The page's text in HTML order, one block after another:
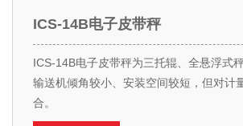
ICS-14B电子皮带秤
ICS-14B电子皮带秤为三托辊、全悬浮式
输送机倾角较小、安装空间较短，但对计
合。